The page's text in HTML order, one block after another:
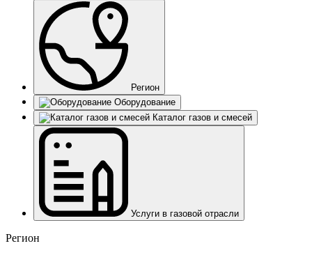
Регион
Оборудование
Каталог газов и смесей
Услуги в газовой отрасли
Регион